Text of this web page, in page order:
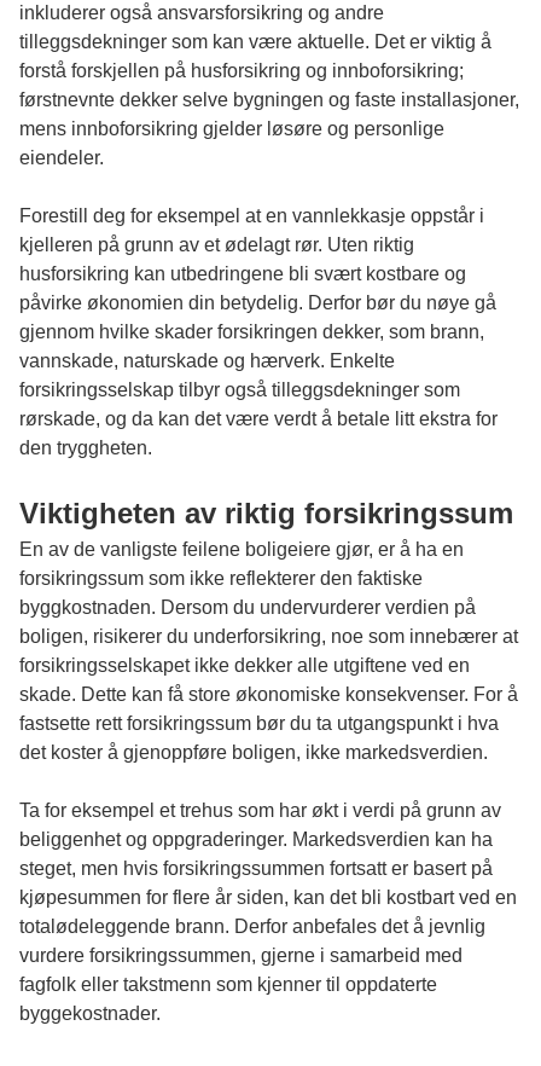
inkluderer også ansvarsforsikring og andre
tilleggsdekninger som kan være aktuelle. Det er viktig å
forstå forskjellen på husforsikring og innboforsikring;
førstnevnte dekker selve bygningen og faste installasjoner,
mens innboforsikring gjelder løsøre og personlige
eiendeler.
Forestill deg for eksempel at en vannlekkasje oppstår i
kjelleren på grunn av et ødelagt rør. Uten riktig
husforsikring kan utbedringene bli svært kostbare og
påvirke økonomien din betydelig. Derfor bør du nøye gå
gjennom hvilke skader forsikringen dekker, som brann,
vannskade, naturskade og hærverk. Enkelte
forsikringsselskap tilbyr også tilleggsdekninger som
rørskade, og da kan det være verdt å betale litt ekstra for
den tryggheten.
Viktigheten av riktig forsikringssum
En av de vanligste feilene boligeiere gjør, er å ha en
forsikringssum som ikke reflekterer den faktiske
byggkostnaden. Dersom du undervurderer verdien på
boligen, risikerer du underforsikring, noe som innebærer at
forsikringsselskapet ikke dekker alle utgiftene ved en
skade. Dette kan få store økonomiske konsekvenser. For å
fastsette rett forsikringssum bør du ta utgangspunkt i hva
det koster å gjenoppføre boligen, ikke markedsverdien.
Ta for eksempel et trehus som har økt i verdi på grunn av
beliggenhet og oppgraderinger. Markedsverdien kan ha
steget, men hvis forsikringssummen fortsatt er basert på
kjøpesummen for flere år siden, kan det bli kostbart ved en
totalødeleggende brann. Derfor anbefales det å jevnlig
vurdere forsikringssummen, gjerne i samarbeid med
fagfolk eller takstmenn som kjenner til oppdaterte
byggekostnader.